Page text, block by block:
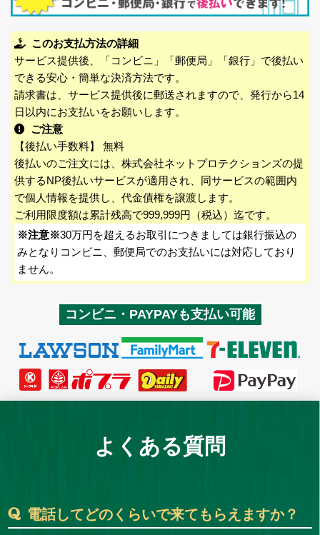
このお支払方法の詳細
サービス提供後、「コンビニ」「郵便局」「銀行」で後払い
できる安心・簡単な決済方法です。
請求書は、サービス提供後に郵送されますので、発行から14
日以内にお支払いをお願いします。
ご注意
【後払い手数料】 無料
後払いのご注文には、株式会社ネットプロテクションズの提
供するNP後払いサービスが適用され、同サービスの範囲内
で個人情報を提供し、代金債権を譲渡します。
ご利用限度額は累計残高で999,999円（税込）迄です。
※注意※30万円を超えるお取引につきましては銀行振込の
みとなりコンビニ、郵便局でのお支払いには対応しており
ません。
コンビニ・PAYPAYも支払い可能
よくある質問
電話してどのくらいで来てもらえますか？